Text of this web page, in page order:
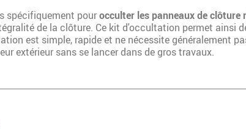
spécifiquement pourocculter les panneaux de clôture
de la clôture. Ce kit d'occultation permet ainsi
est simple, rapide et ne nécessite généralement
extérieur sans se lancer dans de gros travaux.